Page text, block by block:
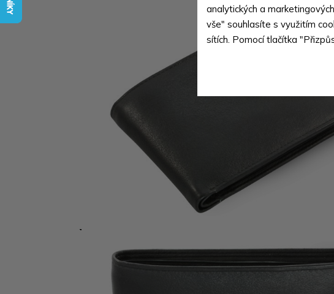
analytických a
vše" souhlasíte s využitím
sítích. Pomocí tlačítka